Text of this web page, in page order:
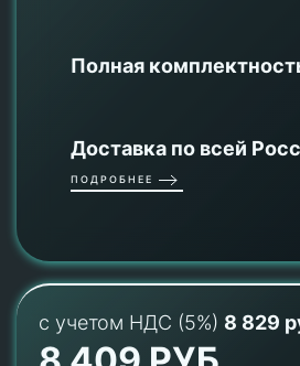
Полная
Доставка по всей
ПОДРОБНЕЕ
с учетом НДС (5%) 8 829